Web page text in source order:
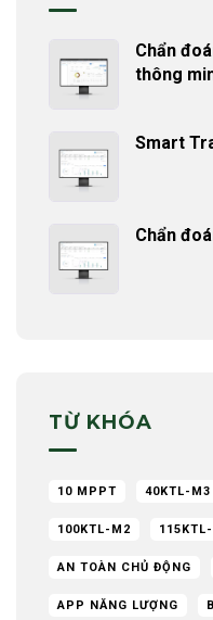
Chẩn
thông
Smart
Chẩn
TỪ KHÓA
10 MPPT 40KTL-M3
100KTL-M2
AN TOÀN CHỦ ĐỘNG
APP NĂNG LƯỢNG